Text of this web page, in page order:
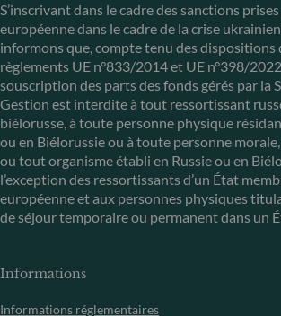
S’inscrivant dans le cadre des sanctions
européenne dans le cadre de la crise
informons que, compte tenu des dispositions
règlements UE n°833/2014 et UE n°398/
souscription des parts des fonds gérés par la
Gestion est interdite à tout ressortissant
biélorusse, à toute personne physique
ou en Biélorussie ou à toute personne
ou tout organisme établi en Russie ou en
l’exception des ressortissants d’un État
européenne et aux personnes physiques
de séjour temporaire ou permanent dans un
Informations
Informations réglementaires